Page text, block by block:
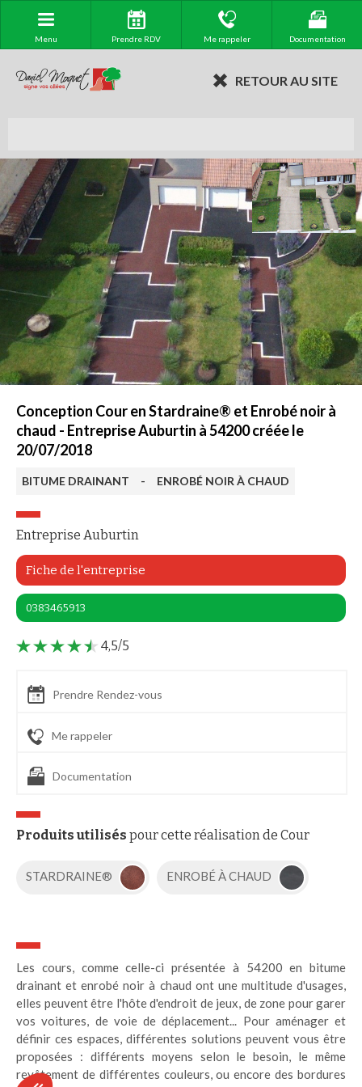
Menu Prendre RDV Me rappeler Documentation
RETOUR AU SITE
Conception Cour en Stardraine® et Enrobé noir à
chaud - Entreprise Auburtin à 54200 créée le
20/07/2018
BITUME DRAINANT - ENROBÉ NOIR À CHAUD
Entreprise Auburtin
Fiche de l'entreprise
0383465913
4,5/5
Prendre Rendez-vous
Me rappeler
Documentation
Produits utilisés pour cette réalisation de Cour
STARDRAINE® ENROBÉ À CHAUD
Les cours, comme celle-ci présentée à 54200 en bitume
drainant et enrobé noir à chaud ont une multitude d'usages,
elles peuvent être l'hôte d'endroit de jeux, de zone pour garer
vos voitures, de voie de déplacement... Pour aménager et
définir ces espaces, différentes solutions peuvent vous être
proposées : différents moyens selon le besoin, le même
revêtement de différentes couleurs, ou encore des bordures